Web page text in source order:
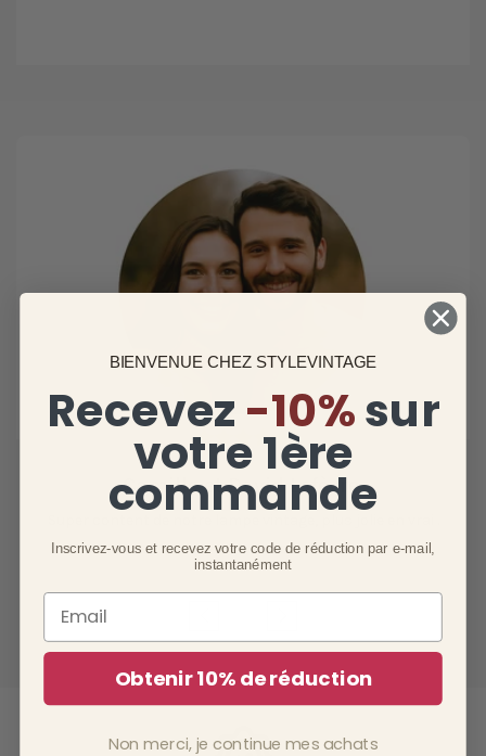
Camille et David Lefèvre
BIENVENUE CHEZ STYLEVINTAGE
Recevez -10%sur
votre 1ère
commande
Inscrivez-vous et recevez votre code de réduction par e-mail,
instantanément
Obtenir 10% de réduction
Non merci, je continue mes achats